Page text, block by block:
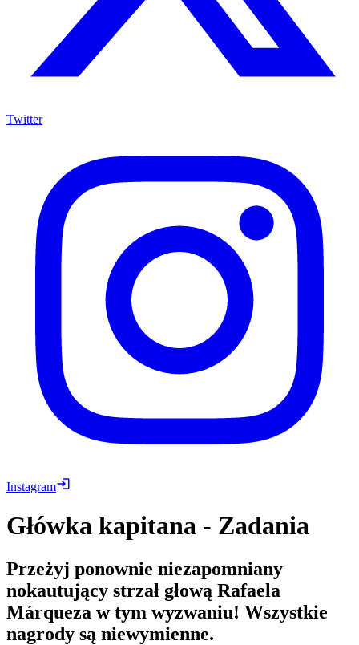
Twitter
Instagram
Główka kapitana - Zadania
Przeżyj ponownie niezapomniany
nokautujący strzał głową Rafaela
Márqueza w tym wyzwaniu! Wszystkie
nagrody są niewymienne.